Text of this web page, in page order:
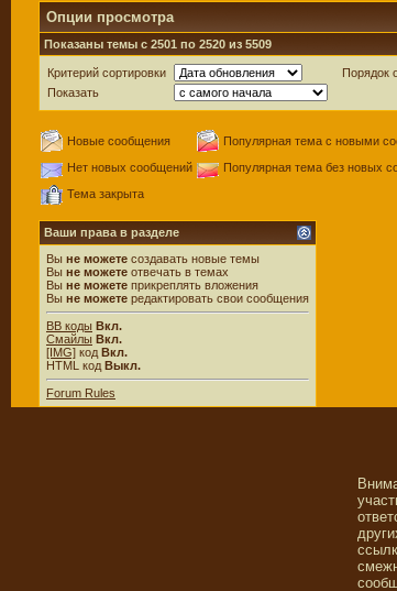
Опции просмотра
Показаны темы с 2501 по 2520 из 5509
Критерий сортировки
Порядок
Показать
Новые сообщения
Популярная тема с новыми
Нет новых сообщений
Популярная тема без новых
Тема закрыта
Ваши права в разделе
Вы не можете создавать новые темы
Вы не можете отвечать в темах
Вы не можете прикреплять вложения
Вы не можете редактировать свои сообщения
BB коды Вкл.
Смайлы Вкл.
[IMG] код Вкл.
HTML код Выкл.
Forum Rules